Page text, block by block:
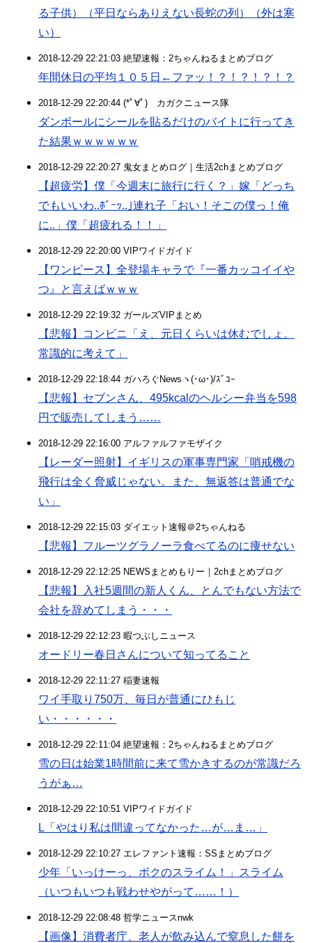
る子供）（平日ならありえない長蛇の列）（外は寒
い）
2018-12-29 22:21:03 絶望速報：2ちゃんねるまとめブログ
年間休日の平均１０５日←ファッ！？！？！？！？
2018-12-29 22:20:44 (*ﾟ∀ﾟ)ゞカガクニュース隊
ダンボールにシールを貼るだけのバイトに行ってき
た結果ｗｗｗｗｗｗ
2018-12-29 22:20:27 鬼女まとめログ｜生活2chまとめブログ
【超疲労】僕「今週末に旅行に行く？」嫁「どっち
でもいいわ..ﾎﾞｰｯ..｣連れ子「おい！そこの僕っ！俺
に..」僕「超疲れる！！」
2018-12-29 22:20:00 VIPワイドガイド
【ワンピース】全登場キャラで『一番カッコイイや
つ』と言えばｗｗｗ
2018-12-29 22:19:32 ガールズVIPまとめ
【悲報】コンビニ「え、元日くらいは休むでしょ。
常識的に考えて」
2018-12-29 22:18:44 ガハろぐNewsヽ(･ω･)/ｽﾞｺｰ
【悲報】セブンさん、495kcalのヘルシー弁当を598
円で販売してしまう……
2018-12-29 22:16:00 アルファルファモザイク
【レーダー照射】イギリスの軍事専門家「哨戒機の
飛行は全く脅威じゃない。また、無返答は普通でな
い」
2018-12-29 22:15:03 ダイエット速報＠2ちゃんねる
【悲報】フルーツグラノーラ食べてるのに痩せない
2018-12-29 22:12:25 NEWSまとめもりー｜2chまとめブログ
【悲報】入社5週間の新人くん、とんでもない方法で
会社を辞めてしまう・・・
2018-12-29 22:12:23 暇つぶしニュース
オードリー春日さんについて知ってること
2018-12-29 22:11:27 稲妻速報
ワイ手取り750万、毎日が普通にひもじ
い・・・・・・
2018-12-29 22:11:04 絶望速報：2ちゃんねるまとめブログ
雪の日は始業1時間前に来て雪かきするのが常識だろ
うがぁ…
2018-12-29 22:10:51 VIPワイドガイド
L「やはり私は間違ってなかった…が…ま…」
2018-12-29 22:10:27 エレファント速報：SSまとめブログ
少年「いっけーっ、ボクのスライム！」スライム
（いつもいつも戦わせやがって……！）
2018-12-29 22:08:48 哲学ニュースnwk
【画像】消費者庁、老人が飲み込んで窒息した餅を